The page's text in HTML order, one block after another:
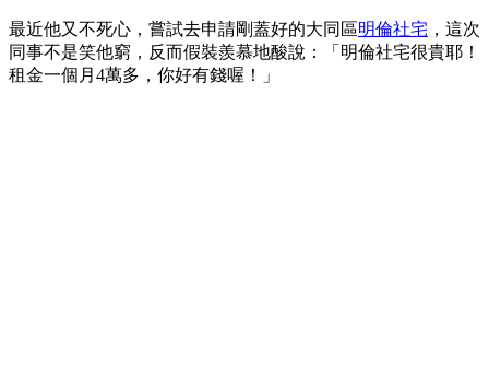
最近他又不死心，嘗試去申請剛蓋好的大同區明倫社宅 ，這次
同事不是笑他窮，反而假裝羨慕地酸說：「明倫社宅很貴耶！
租金一個月4萬多，你好有錢喔！」